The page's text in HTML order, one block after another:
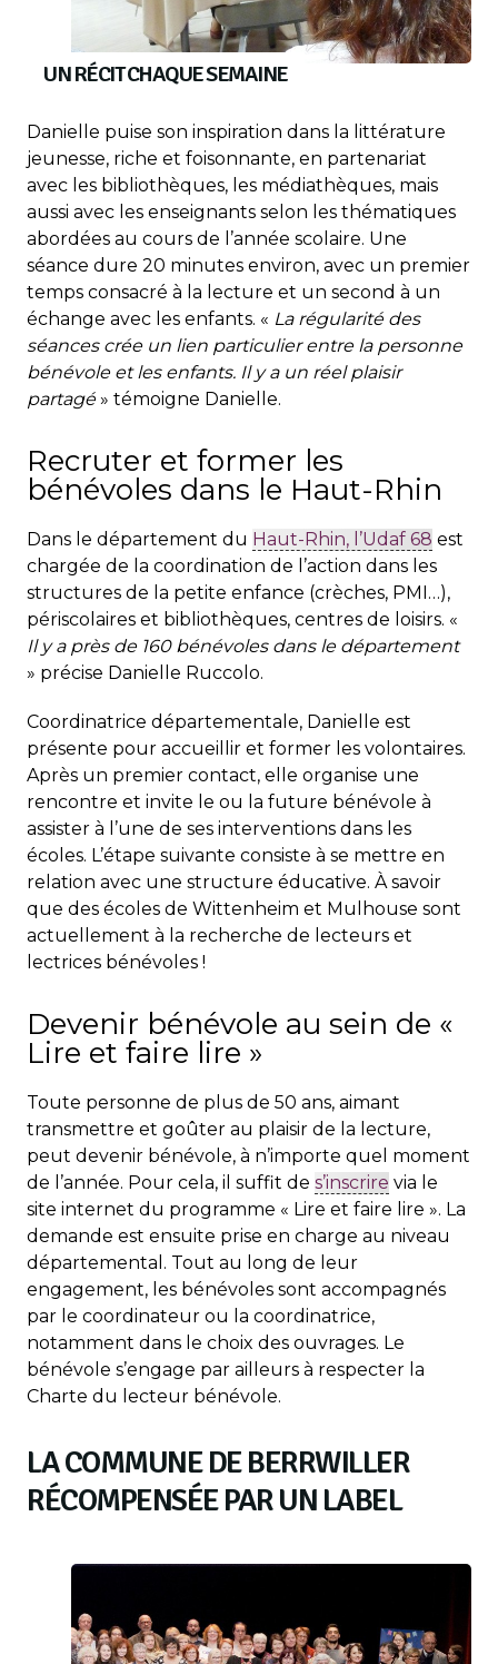
UN RÉCIT CHAQUE SEMAINE
Danielle puise son inspiration dans la littérature
jeunesse, riche et foisonnante, en partenariat
avec les bibliothèques, les médiathèques, mais
aussi avec les enseignants selon les thématiques
abordées au cours de l’année scolaire. Une
séance dure 20 minutes environ, avec un premier
temps consacré à la lecture et un second à un
échange avec les enfants. « La régularité des
séances crée un lien particulier entre la personne
bénévole et les enfants. Il y a un réel plaisir
partagé» témoigne Danielle.
Recruter et former les
bénévoles dans le Haut-Rhin
Dans le département du Haut-Rhin, l’Udaf 68 est
chargée de la coordination de l’action dans les
structures de la petite enfance (crèches, PMI…),
périscolaires et bibliothèques, centres de loisirs. «
Il y a près de 160 bénévoles dans le département
» précise Danielle Ruccolo.
Coordinatrice départementale, Danielle est
présente pour accueillir et former les volontaires.
Après un premier contact, elle organise une
rencontre et invite le ou la future bénévole à
assister à l’une de ses interventions dans les
écoles. L’étape suivante consiste à se mettre en
relation avec une structure éducative. À savoir
que des écoles de Wittenheim et Mulhouse sont
actuellement à la recherche de lecteurs et
lectrices bénévoles !
Devenir bénévole au sein de «
Lire et faire lire »
Toute personne de plus de 50 ans, aimant
transmettre et goûter au plaisir de la lecture,
peut devenir bénévole, à n’importe quel moment
de l’année. Pour cela, il suffit de s’inscrire via le
site internet du programme « Lire et faire lire ». La
demande est ensuite prise en charge au niveau
départemental. Tout au long de leur
engagement, les bénévoles sont accompagnés
par le coordinateur ou la coordinatrice,
notamment dans le choix des ouvrages. Le
bénévole s’engage par ailleurs à respecter la
Charte du lecteur bénévole.
LA COMMUNE DE BERRWILLER
RÉCOMPENSÉE PAR UN LABEL